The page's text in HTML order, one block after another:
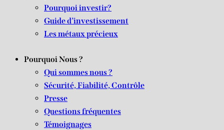
Pourquoi investir?
Guide d’investissement
Les métaux précieux
Pourquoi Nous ?
Qui sommes nous ?
Sécurité, Fiabilité, Contrôle
Presse
Questions fréquentes
Témoignages